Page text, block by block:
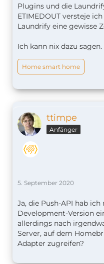
Plugins und die
ETIMEDOUT versteje
Laundrify eine gewisse
Ich kann nix dazu sagen.
Home smart home
ttimpe
Anfänger
5. September 2020
Ja, die Push-API hab
Development-Version
allerdings nach
Server, auf dem
Adapter zugreifen?